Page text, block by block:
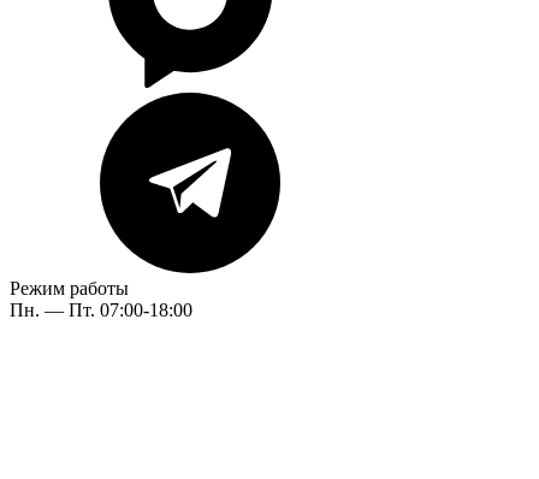
Режим работы
Пн. — Пт. 07:00-18:00